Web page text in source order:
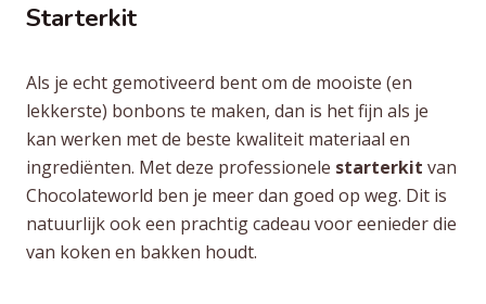
Starterkit
Als je echt gemotiveerd bent om de mooiste (en
lekkerste) bonbons te maken, dan is het fijn als je
kan werken met de beste kwaliteit materiaal en
ingrediënten. Met deze professionele starterkit van
Chocolateworld ben je meer dan goed op weg. Dit is
natuurlijk ook een prachtig cadeau voor eenieder die
van koken en bakken houdt.